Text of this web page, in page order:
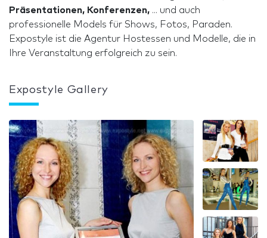
Präsentationen, Konferenzen, ... und auch
professionelle Models für Shows, Fotos, Paraden.
Expostyle ist die Agentur Hostessen und Modelle, die in
Ihre Veranstaltung erfolgreich zu sein.
Expostyle Gallery